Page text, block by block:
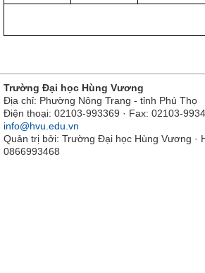
Trường Đại học Hùng Vương
Địa chỉ: Phường Nông Trang - tỉnh Phú Thọ
Điện thoại: 02103-993369 · Fax: 02103-
info@hvu.edu.vn
Quản trị bởi: Trường Đại học Hùng Vương ·
0866993468